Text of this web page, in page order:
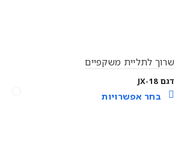
שרוך לתליית משקפיים
דגם JX-18
בחר אפשרויות